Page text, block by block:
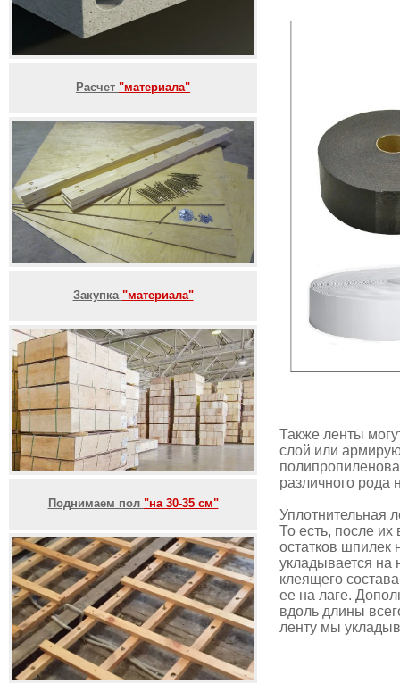
Расчет "материала"
Закупка "материала"
Поднимаем пол "на 30-35 см"
Также ленты
слой или
различного рода
Уплотнительная
То есть, после их
остатков шпилек
укладывается на
клеящего
ее на лаге.
вдоль длины
ленту мы